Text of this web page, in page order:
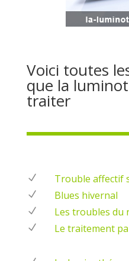
Voici toutes
que la
traiter
N Trouble affectif
N Blues hivernal
N Les troubles du
N Le traitement